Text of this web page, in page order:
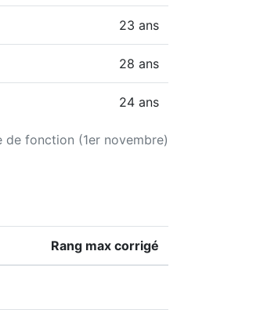
fonction (1er novembre)
23 ans
28 ans
24 ans
Rang max corrigé